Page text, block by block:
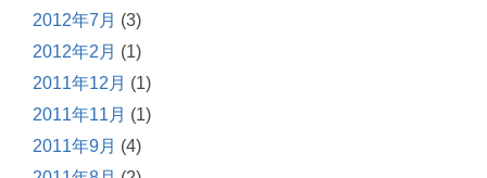
2012年7月 (3)
2012年2月 (1)
2011年12月 (1)
2011年11月 (1)
2011年9月 (4)